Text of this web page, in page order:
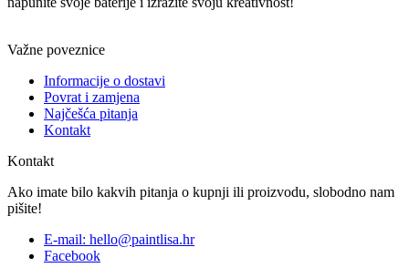
Važne poveznice
Informacije o dostavi
Povrat i zamjena
Najčešća pitanja
Kontakt
Kontakt
Ako imate bilo kakvih pitanja o kupnji ili proizvodu, slobodno nam
pišite!
E-mail: hello@paintlisa.hr
Facebook